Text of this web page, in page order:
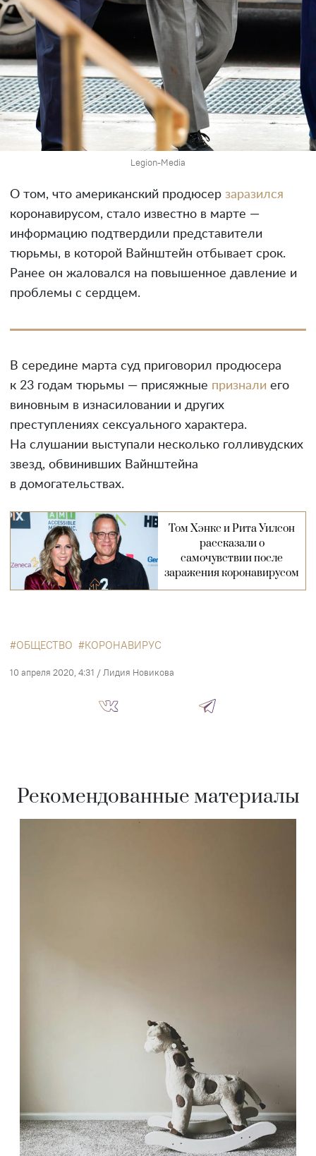
Legion-Media
О том, что американский продюсер заразился
коронавирусом, стало известно в марте —
информацию подтвердили представители
тюрьмы, в которой Вайнштейн отбывает срок.
Ранее он жаловался на повышенное давление и
проблемы с сердцем.
В середине марта суд приговорил продюсера
к 23 годам тюрьмы — присяжные признали его
виновным в изнасиловании и других
преступлениях сексуального характера.
На слушании выступали несколько голливудских
звезд, обвинивших Вайнштейна
в домогательствах.
Том Хэнкс и Рита Уилсон
рассказали о
самочувствии после
заражения коронавирусом
ОБЩЕСТВО КОРОНАВИРУС
10 апреля 2020, 4:31 / Лидия Новикова
Рекомендованные материалы